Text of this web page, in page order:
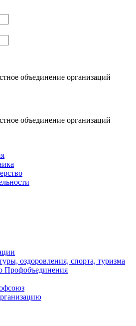
объединение организаций
объединение организаций
оздоровления, спорта, туризма
Профобъединения